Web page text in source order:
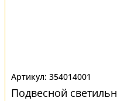
354014001
Подвесной